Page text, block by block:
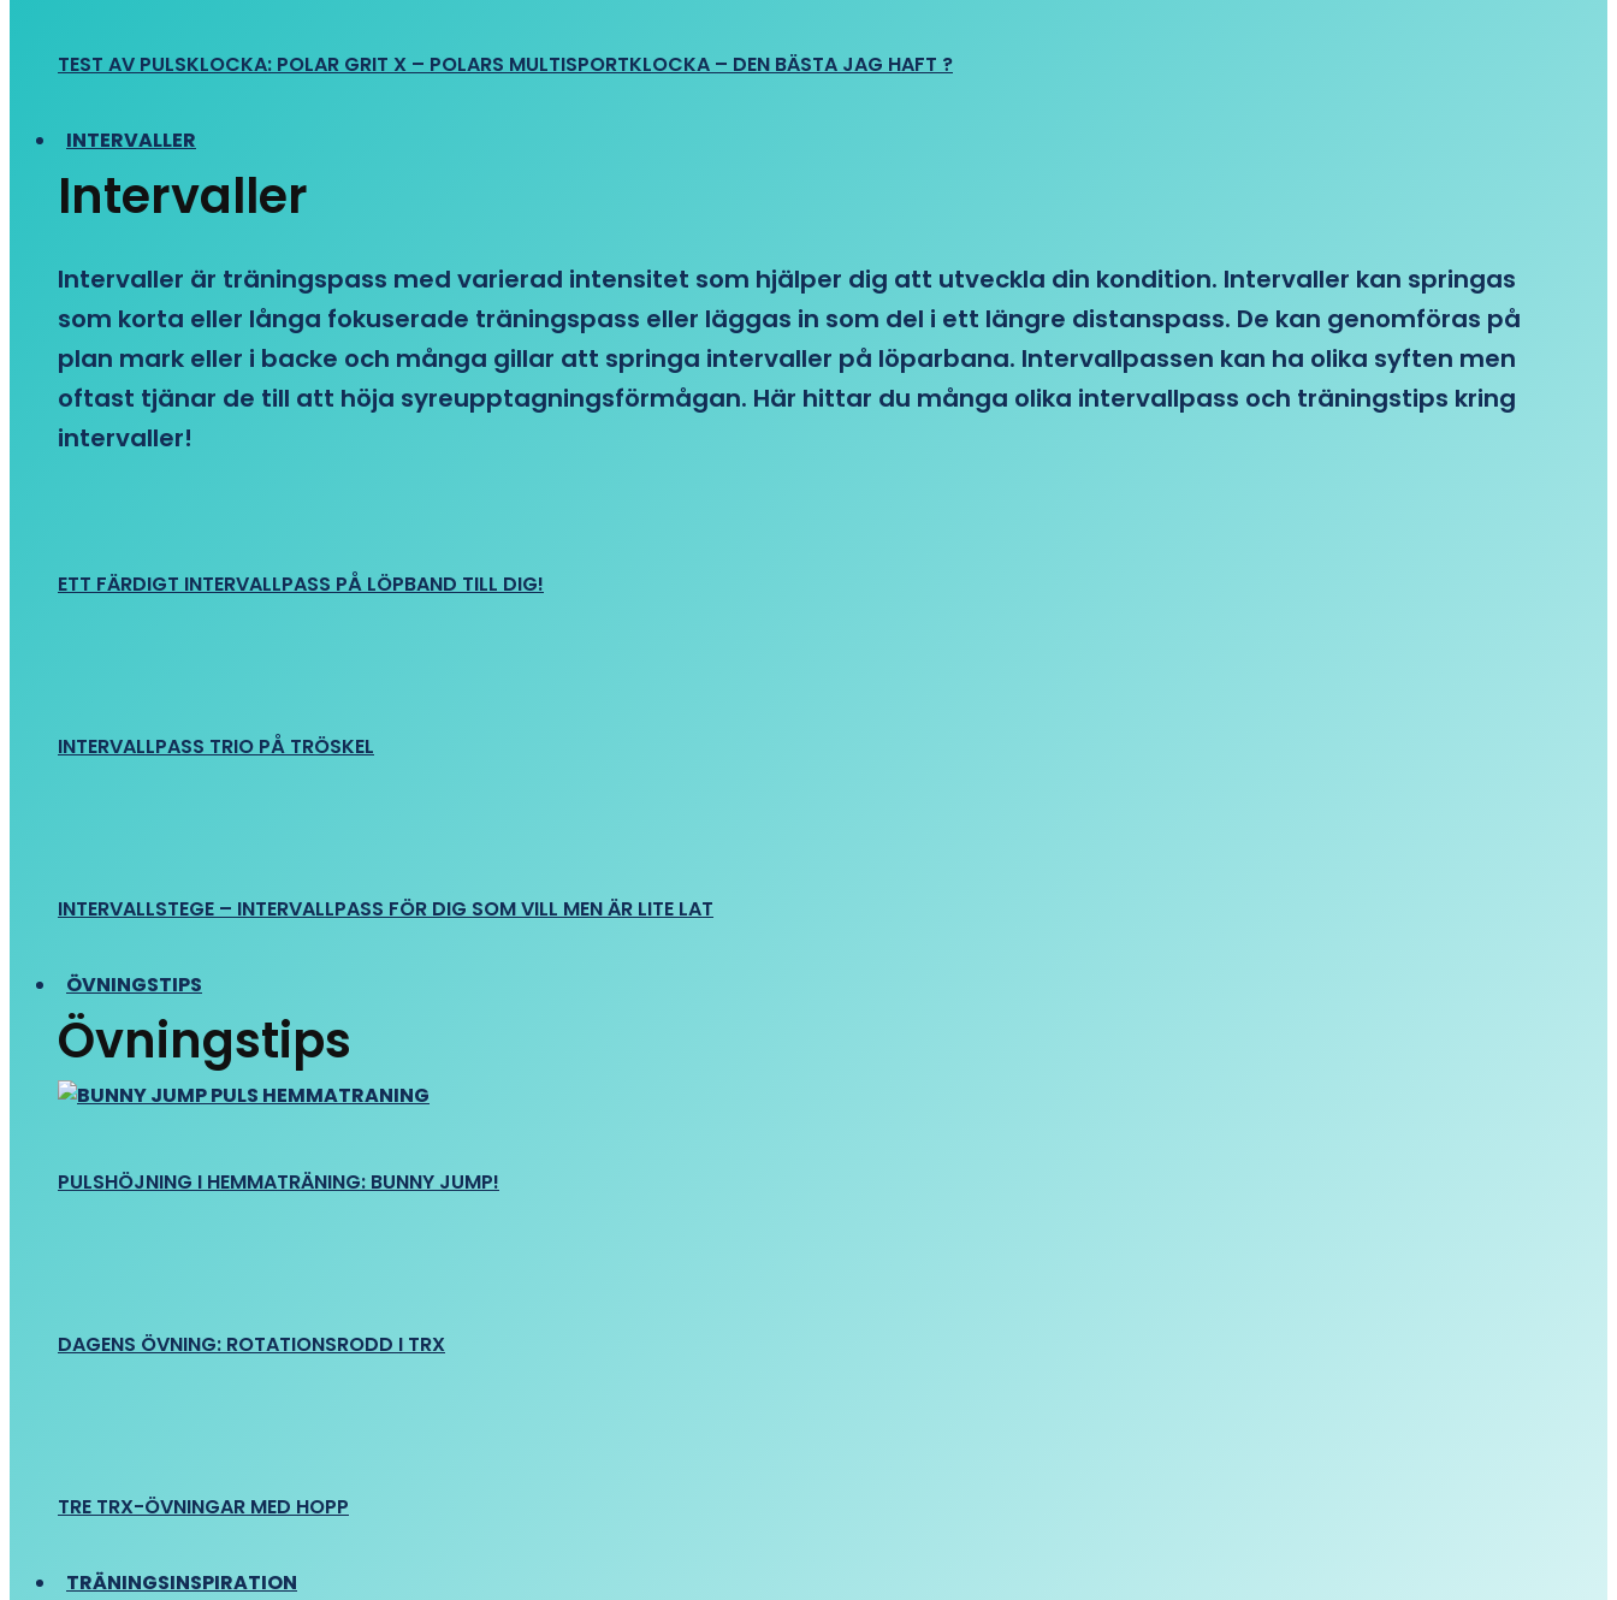
TEST AV PULSKLOCKA: POLAR GRIT X – POLARS MULTISPORTKLOCKA – DEN BÄSTA JAG HAFT ?
INTERVALLER
Intervaller
Intervaller är träningspass med varierad intensitet som hjälper dig att utveckla din kondition. Intervaller kan springas
som korta eller långa fokuserade träningspass eller läggas in som del i ett längre distanspass. De kan genomföras på
plan mark eller i backe och många gillar att springa intervaller på löparbana. Intervallpassen kan ha olika syften men
oftast tjänar de till att höja syreupptagningsförmågan. Här hittar du många olika intervallpass och träningstips kring
intervaller!
ETT FÄRDIGT INTERVALLPASS PÅ LÖPBAND TILL DIG!
INTERVALLPASS TRIO PÅ TRÖSKEL
INTERVALLSTEGE – INTERVALLPASS FÖR DIG SOM VILL MEN ÄR LITE LAT
ÖVNINGSTIPS
Övningstips
PULSHÖJNING I HEMMATRÄNING: BUNNY JUMP!
DAGENS ÖVNING: ROTATIONSRODD I TRX
TRE TRX-ÖVNINGAR MED HOPP
TRÄNINGSINSPIRATION